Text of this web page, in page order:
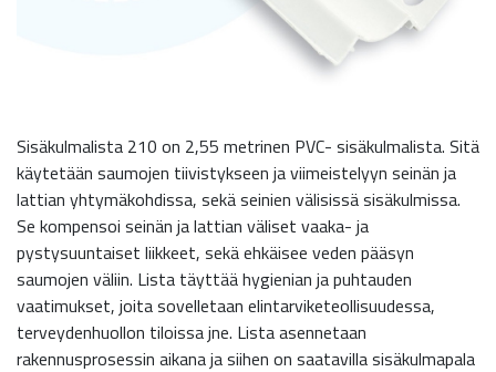
Sisäkulmalista 210 on 2,55 metrinen PVC- sisäkulmalista. Sitä
käytetään saumojen tiivistykseen ja viimeistelyyn seinän ja
lattian yhtymäkohdissa, sekä seinien välisissä sisäkulmissa.
Se kompensoi seinän ja lattian väliset vaaka- ja
pystysuuntaiset liikkeet, sekä ehkäisee veden pääsyn
saumojen väliin. Lista täyttää hygienian ja puhtauden
vaatimukset, joita sovelletaan elintarviketeollisuudessa,
terveydenhuollon tiloissa jne. Lista asennetaan
rakennusprosessin aikana ja siihen on saatavilla sisäkulmapala